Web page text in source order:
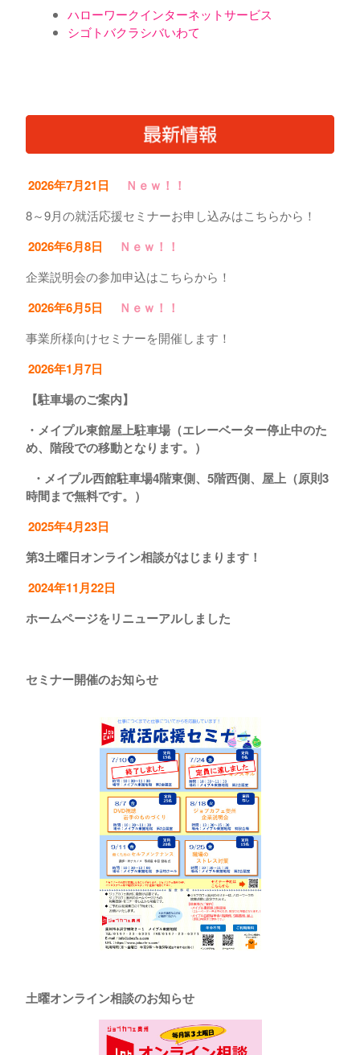
ハローワークインターネットサービス
シゴトバクラシバいわて
2026年7月21日 Ｎｅｗ！！
8～9月の就活応援セミナーお申し込みはこちらから！
2026年6月8日 Ｎｅｗ！！
企業説明会の参加申込はこちらから！
2026年6月5日 Ｎｅｗ！！
事業所様向けセミナーを開催します！
2026年1月7日
【駐車場のご案内】
・メイプル東館屋上駐車場（エレーベーター停止中のた
め、階段での移動となります。）
・メイプル西館駐車場4階東側、5階西側、屋上（原則3
時間まで無料です。）
2025年4月23日
第3土曜日オンライン相談がはじまります！
2024年11月22日
ホームページをリニューアルしました
セミナー開催のお知らせ
土曜オンライン相談のお知らせ